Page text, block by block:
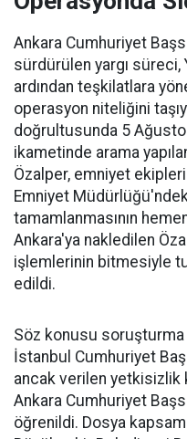
Ankara Cumhuriyet
sürdürülen yargı
ardından teşkilatlara
operasyon niteliğini
doğrultusunda 5
ikametinde arama
Özalper, emniyet
Emniyet
tamamlanmasının
Ankara'ya nakledilen
işlemlerinin bitmesiyle
edildi.
Söz konusu soruşturma
İstanbul Cumhuriyet
ancak verilen yetkisizlik
Ankara Cumhuriyet
öğrenildi. Dosya